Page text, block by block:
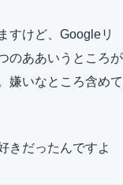
すけど、Googleリ
のああいうところが
嫌いなところ含めて
きだったんですよ